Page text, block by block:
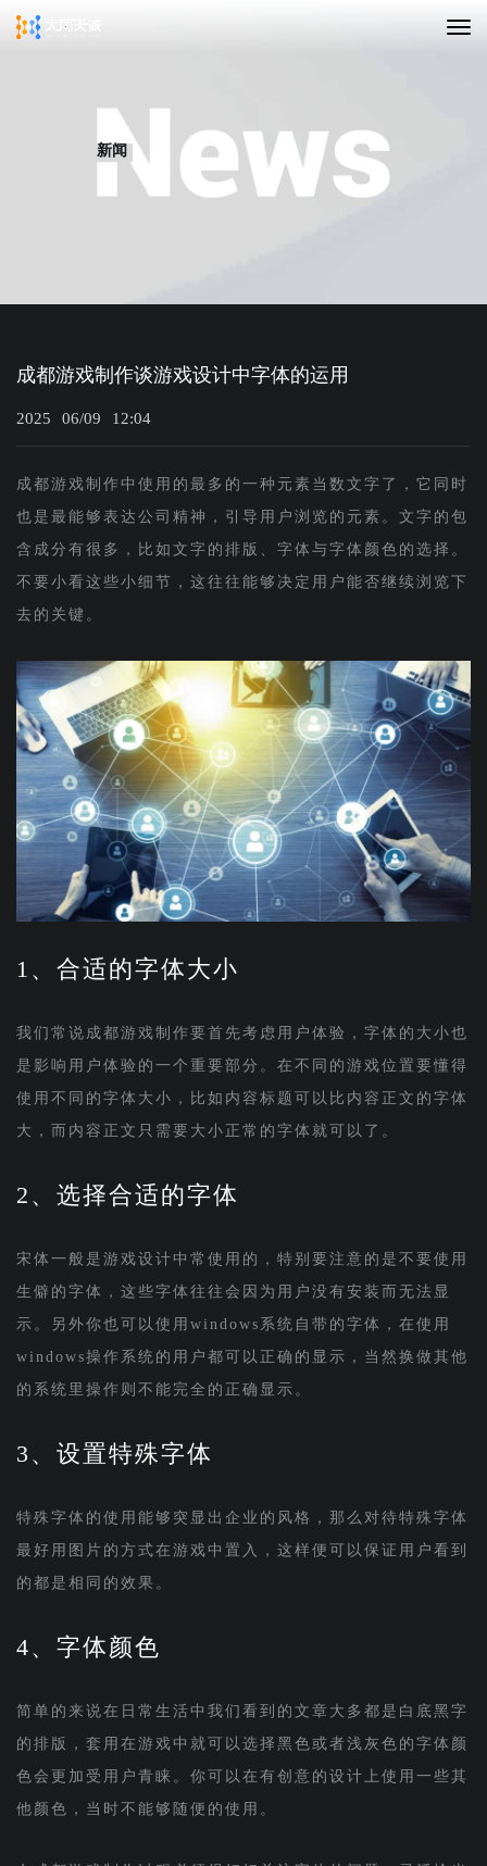
新闻
成都游戏制作谈游戏设计中字体的运用
2025 06/09 12:04
成都游戏制作中使用的最多的一种元素当数文字了，它同时
也是最能够表达公司精神，引导用户浏览的元素。文字的包
含成分有很多，比如文字的排版、字体与字体颜色的选择。
不要小看这些小细节，这往往能够决定用户能否继续浏览下
去的关键。
1、合适的字体大小
我们常说成都游戏制作要首先考虑用户体验，字体的大小也
是影响用户体验的一个重要部分。在不同的游戏位置要懂得
使用不同的字体大小，比如内容标题可以比内容正文的字体
大，而内容正文只需要大小正常的字体就可以了。
2、选择合适的字体
宋体一般是游戏设计中常使用的，特别要注意的是不要使用
生僻的字体，这些字体往往会因为用户没有安装而无法显
示。另外你也可以使用windows系统自带的字体，在使用
windows操作系统的用户都可以正确的显示，当然换做其他
的系统里操作则不能完全的正确显示。
3、设置特殊字体
特殊字体的使用能够突显出企业的风格，那么对待特殊字体
最好用图片的方式在游戏中置入，这样便可以保证用户看到
的都是相同的效果。
4、字体颜色
简单的来说在日常生活中我们看到的文章大多都是白底黑字
的排版，套用在游戏中就可以选择黑色或者浅灰色的字体颜
色会更加受用户青睐。你可以在有创意的设计上使用一些其
他颜色，当时不能够随便的使用。